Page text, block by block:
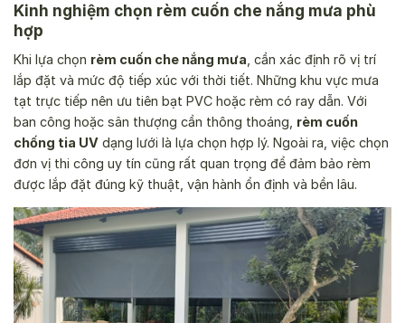
Kinh nghiệm chọn rèm cuốn che nắng mưa phù
hợp
Khi lựa chọn rèm cuốn che nắng mưa , cần xác định rõ vị trí
lắp đặt và mức độ tiếp xúc với thời tiết. Những khu vực mưa
tạt trực tiếp nên ưu tiên bạt PVC hoặc rèm có ray dẫn. Với
ban công hoặc sân thượng cần thông thoáng, rèm cuốn
chống tia UV dạng lưới là lựa chọn hợp lý. Ngoài ra, việc chọn
đơn vị thi công uy tín cũng rất quan trọng để đảm bảo rèm
được lắp đặt đúng kỹ thuật, vận hành ổn định và bền lâu.